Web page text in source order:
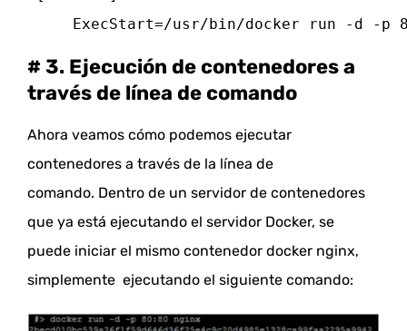
ExecStart=/usr/bin/docker run -d -p
# 3. Ejecución de contenedores a
través de línea de comando
Ahora veamos cómo podemos ejecutar
contenedores a través de la línea de
comando. Dentro de un servidor de contenedores
que ya está ejecutando el servidor Docker, se
puede iniciar el mismo contenedor docker nginx,
simplemente ejecutando el siguiente comando: